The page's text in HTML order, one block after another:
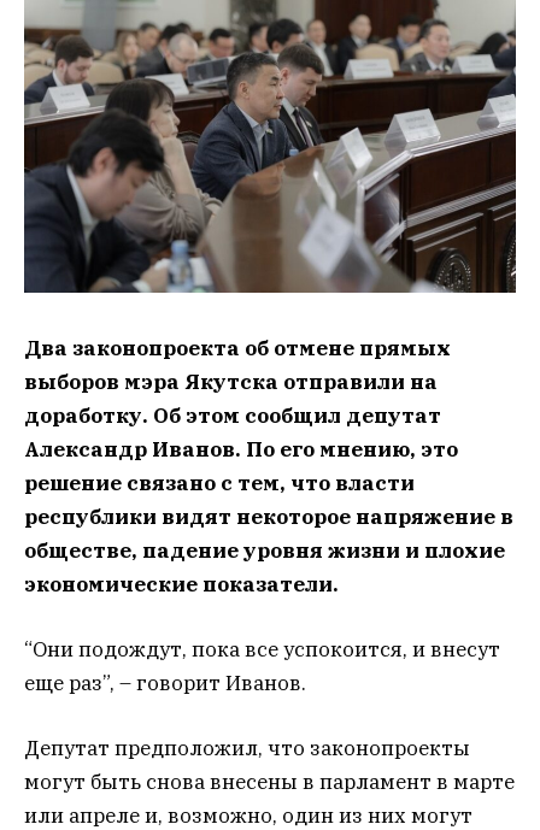
Два законопроекта об отмене прямых
выборов мэра Якутска отправили на
доработку. Об этом сообщил депутат
Александр Иванов. По его мнению, это
решение связано с тем, что власти
республики видят некоторое напряжение в
обществе, падение уровня жизни и плохие
экономические показатели.
“Они подождут, пока все успокоится, и внесут
еще раз”, – говорит Иванов.
Депутат предположил, что законопроекты
могут быть снова внесены в парламент в марте
или апреле и, возможно, один из них могут